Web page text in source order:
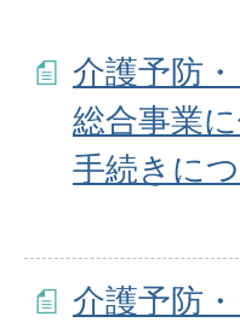
介護予防
総合事業
手続きに
介護予防